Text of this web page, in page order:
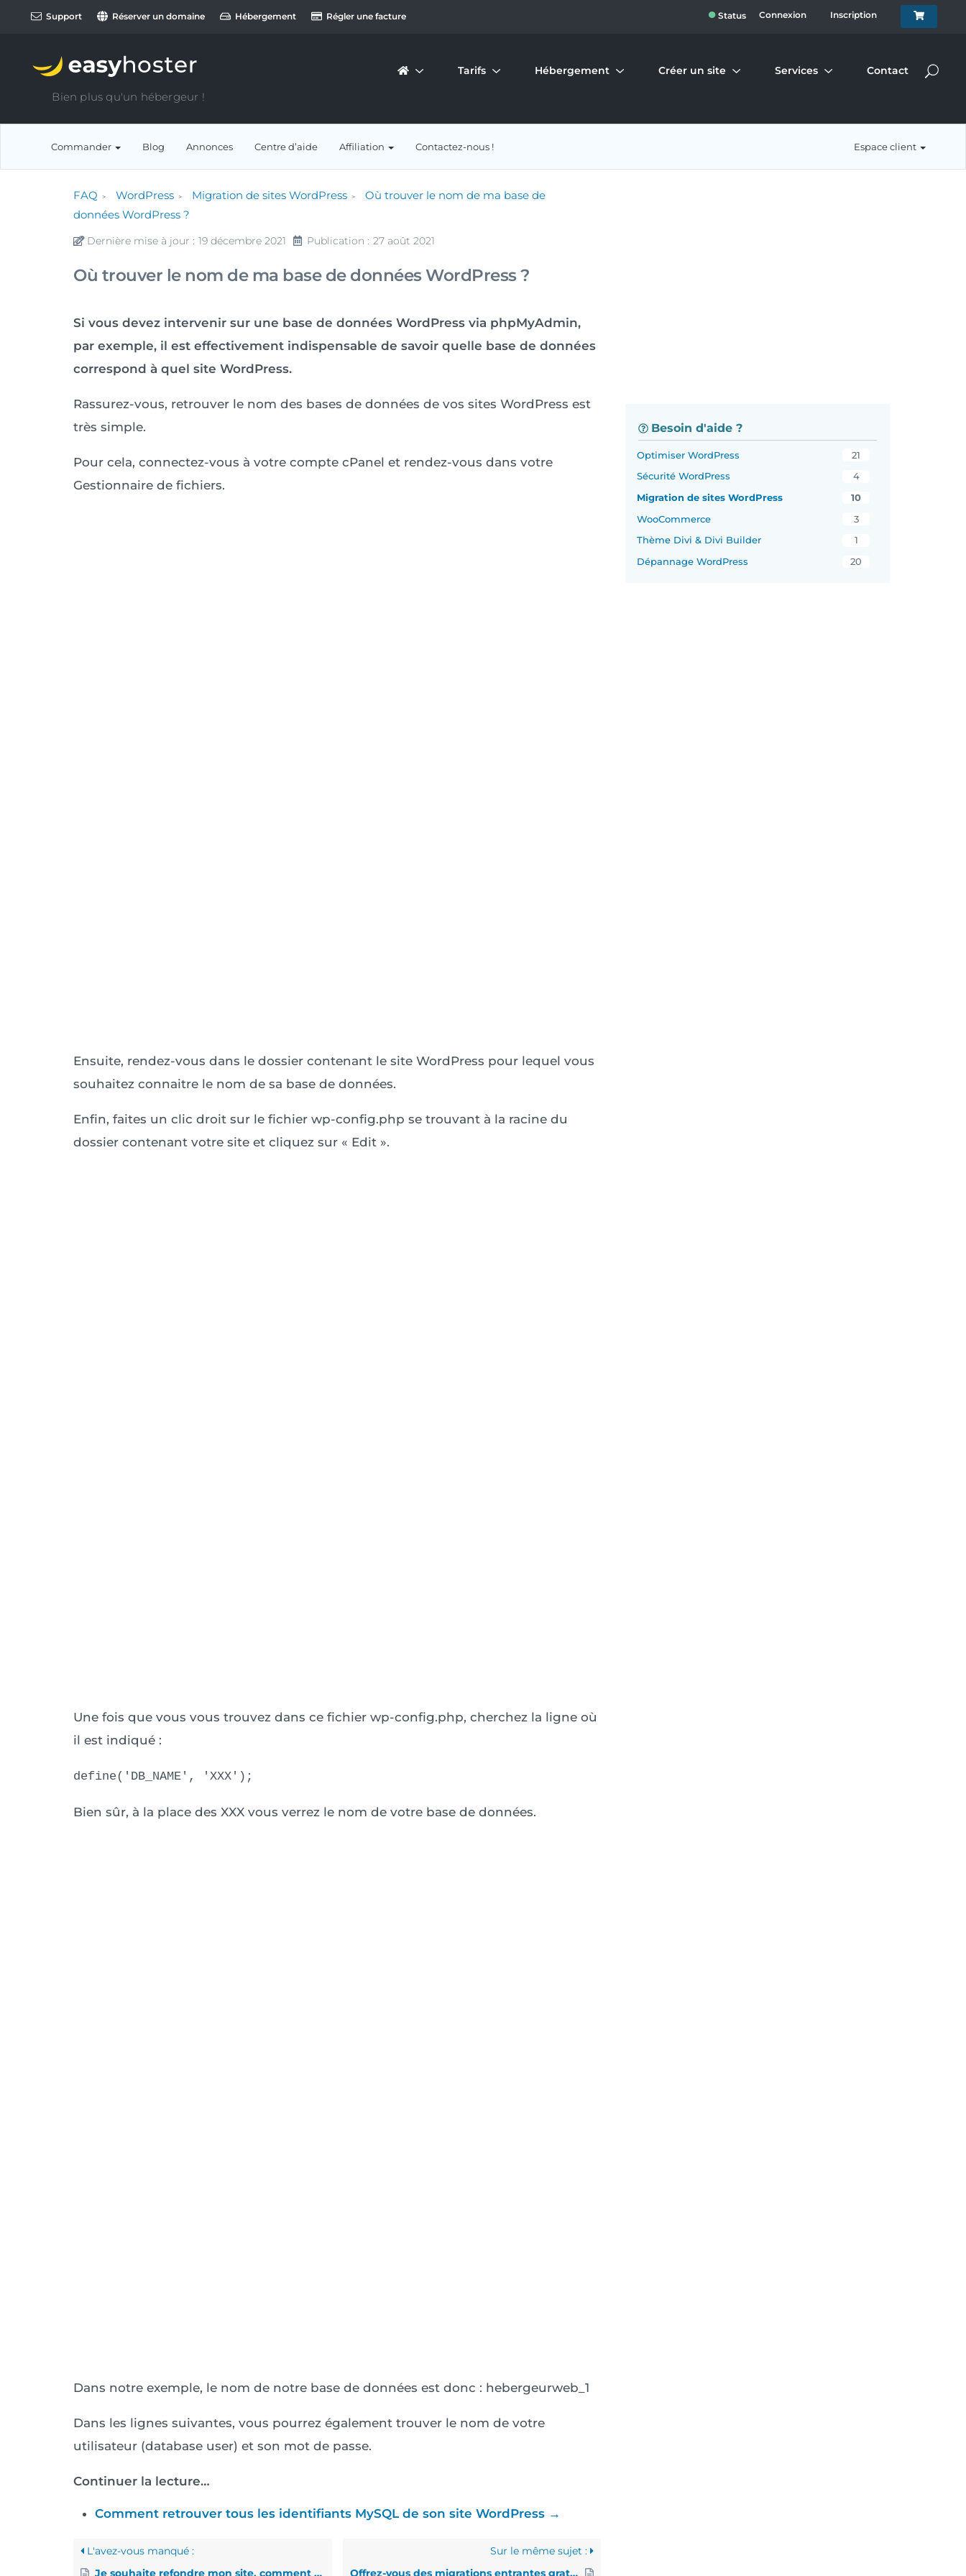
Support Réserver un domaine Hébergement Régler une facture Inscription
Connexion
● Status
Bien plus qu'un hébergeur !
Tarifs Hébergement Créer un site Services Contact
Commander Blog Annonces Centre d’aide Affiliation Contactez-nous ! Espace client
FAQ WordPress Migration de sites WordPress
Où trouver le nom de ma base de
données WordPress ?
Dernière mise à jour : 19 décembre 2021 Publication : 27 août 2021
Où trouver le nom de ma base de données WordPress ?
Si vous devez intervenir sur une base de données WordPress via phpMyAdmin,
par exemple, il est effectivement indispensable de savoir quelle base de données
correspond à quel site WordPress.
Rassurez-vous, retrouver le nom des bases de données de vos sites WordPress est
très simple.
Pour cela, connectez-vous à votre compte cPanel et rendez-vous dans votre
Gestionnaire de fichiers.
Ensuite, rendez-vous dans le dossier contenant le site WordPress pour lequel vous
souhaitez connaitre le nom de sa base de données.
Enfin, faites un clic droit sur le fichier wp-config.php se trouvant à la racine du
dossier contenant votre site et cliquez sur « Edit ».
Une fois que vous vous trouvez dans ce fichier wp-config.php, cherchez la ligne où
il est indiqué :
define('DB_NAME', 'XXX');
Bien sûr, à la place des XXX vous verrez le nom de votre base de données.
Dans notre exemple, le nom de notre base de données est donc : hebergeurweb_1
Dans les lignes suivantes, vous pourrez également trouver le nom de votre
utilisateur (database user) et son mot de passe.
Continuer la lecture…
Comment retrouver tous les identifiants MySQL de son site WordPress →
L'avez-vous manqué :
Je souhaite refondre mon site, comment faire une copie sur un sous-domaine ?
Sur le même sujet :
Offrez-vous des migrations entrantes gratuites ?
Besoin d'aide ?
Optimiser WordPress
21
Sécurité WordPress
4
Migration de sites WordPress
10
WooCommerce
3
Thème Divi & Divi Builder
1
Dépannage WordPress
20